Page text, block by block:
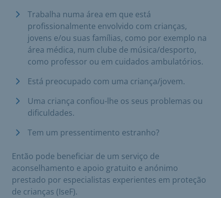
Trabalha numa área em que está
profissionalmente envolvido com crianças,
jovens e/ou suas famílias, como por exemplo na
área médica, num clube de música/desporto,
como professor ou em cuidados ambulatórios.
Está preocupado com uma criança/jovem.
Uma criança confiou-lhe os seus problemas ou
dificuldades.
Tem um pressentimento estranho?
Então pode beneficiar de um serviço de
aconselhamento e apoio gratuito e anónimo
prestado por especialistas experientes em proteção
de crianças (IseF).